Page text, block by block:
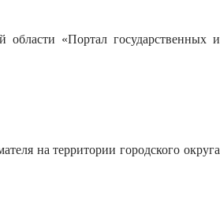
области «Портал государственных и
на территории городского округа